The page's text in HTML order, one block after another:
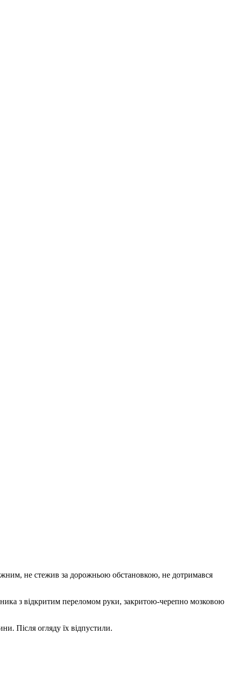
не стежив за дорожньою обстановкою, не дотримався
з відкритим переломом руки, закритою-черепно мозковою
Після огляду їх відпустили.